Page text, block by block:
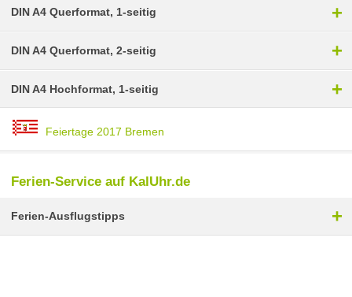
DIN A4 Querformat, 1-seitig +
DIN A4 Querformat, 2-seitig +
DIN A4 Hochformat, 1-seitig +
Feiertage 2017 Bremen
Ferien-Service auf KalUhr.de
Ferien-Ausflugstipps +